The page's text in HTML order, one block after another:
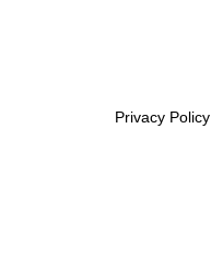
Privacy Policy